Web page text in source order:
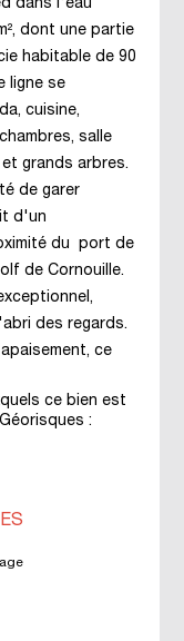
dans l'eau
dont une partie
habitable de 90
ligne se
cuisine,
salle
grands arbres.
de garer
d'un
du port de
de Cornouille.
des regards.
ce
ce bien est
: